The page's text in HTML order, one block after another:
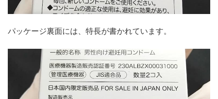
パッケージ裏面には、特長が書かれています。